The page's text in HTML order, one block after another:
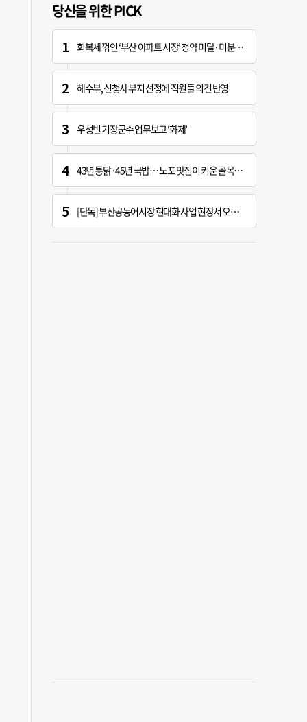
당신을 위한 PICK
회복세 꺾인 ‘부산 아파트 시장’ 청약 미달·미분양 심화
해수부, 신청사 부지 선정에 직원들 의견 반영
우성빈 기장군수 업무보고 ‘화제’
43년 통닭·45년 국밥… 노포 맛집이 키운 골목시장 [골목시장, 다시 장날]
[단독] 부산공동어시장 현대화 사업 현장서 오염토 발견